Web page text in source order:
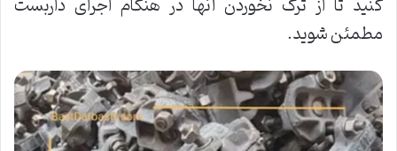
مطمئن شوید.